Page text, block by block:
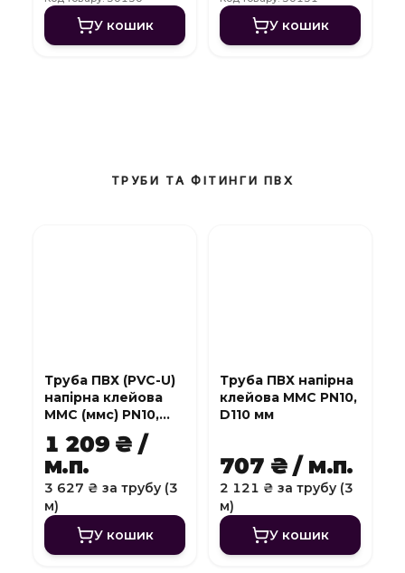
У кошик У кошик
ТРУБИ ТА ФІТИНГИ ПВХ
Труба ПВХ (PVC-U)
напірна клейова
MMC (ммс) PN10,
1 209 ₴ /
м.п.
3 627 ₴ за трубу (3
м)
У кошик
Труба ПВХ напірна
клейова MMC PN10,
D110 мм
707 ₴ / м.п.
2 121 ₴ за трубу (3
м)
У кошик